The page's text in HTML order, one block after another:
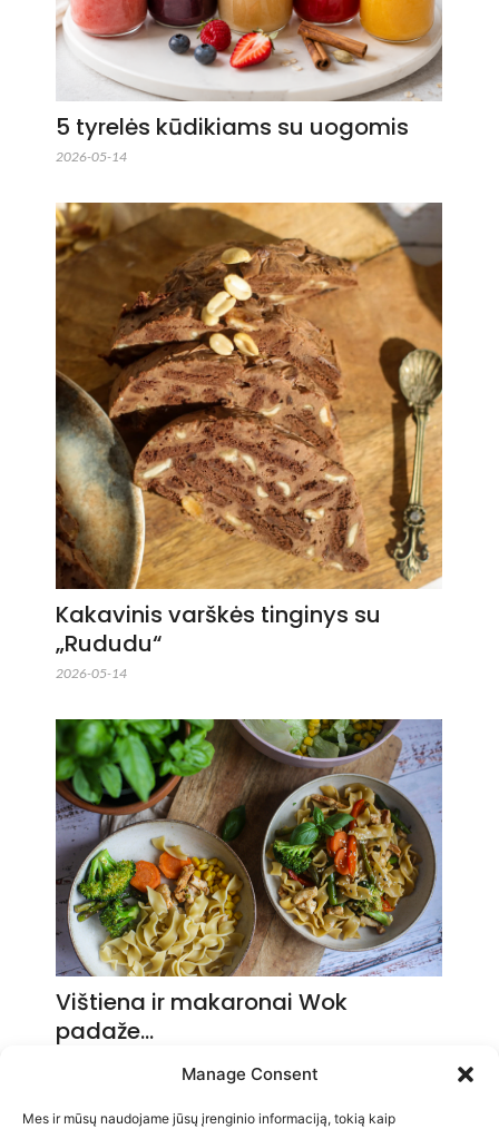
Manage Consent
Mes ir mūsų naudojame jūsų įrenginio informaciją, tokią kaip
5 tyrelės kūdikiams su uogomis
2026-05-14
Kakavinis varškės tinginys su
„Rududu“
2026-05-14
Vištiena ir makaronai Wok
padaže…